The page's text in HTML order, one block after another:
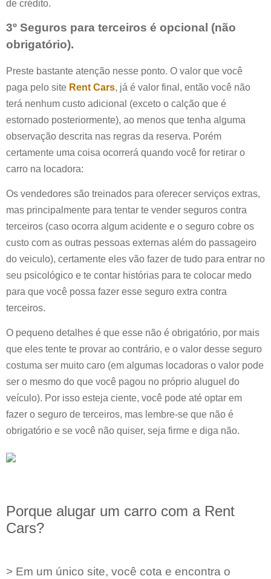
de crédito.
3º Seguros para terceiros é opcional (não
obrigatório).
Preste bastante atenção nesse ponto. O valor que você
paga pelo site Rent Cars, já é valor final, então você não
terá nenhum custo adicional (exceto o calção que é
estornado posteriormente), ao menos que tenha alguma
observação descrita nas regras da reserva. Porém
certamente uma coisa ocorrerá quando você for retirar o
carro na locadora:
Os vendedores são treinados para oferecer serviços extras,
mas principalmente para tentar te vender seguros contra
terceiros (caso ocorra algum acidente e o seguro cobre os
custo com as outras pessoas externas além do passageiro
do veiculo), certamente eles vão fazer de tudo para entrar no
seu psicológico e te contar histórias para te colocar medo
para que você possa fazer esse seguro extra contra
terceiros.
O pequeno detalhes é que esse não é obrigatório, por mais
que eles tente te provar ao contrário, e o valor desse seguro
costuma ser muito caro (em algumas locadoras o valor pode
ser o mesmo do que você pagou no próprio aluguel do
veículo). Por isso esteja ciente, você pode até optar em
fazer o seguro de terceiros, mas lembre-se que não é
obrigatório e se você não quiser, seja firme e diga não.
Porque alugar um carro com a Rent
Cars?
> Em um único site, você cota e encontra o